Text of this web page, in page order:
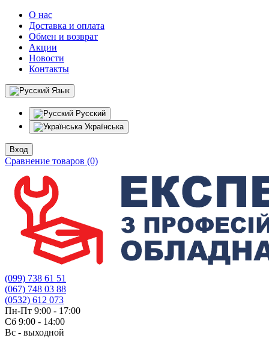
О нас
Доставка и оплата
Обмен и возврат
Акции
Новости
Контакты
Язык
Русский
Українська
Вход
Сравнение товаров (0)
(099) 738 61 51
(067) 748 03 88
(0532) 612 073
Пн-Пт 9:00 - 17:00
Сб 9:00 - 14:00
Вс - выходной